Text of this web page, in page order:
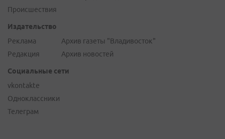
Происшествия
Издательство
Реклама
Редакция
Архив газеты "Владивосток"
Архив новостей
Социальные сети
vkontakte
Одноклассники
Телеграм